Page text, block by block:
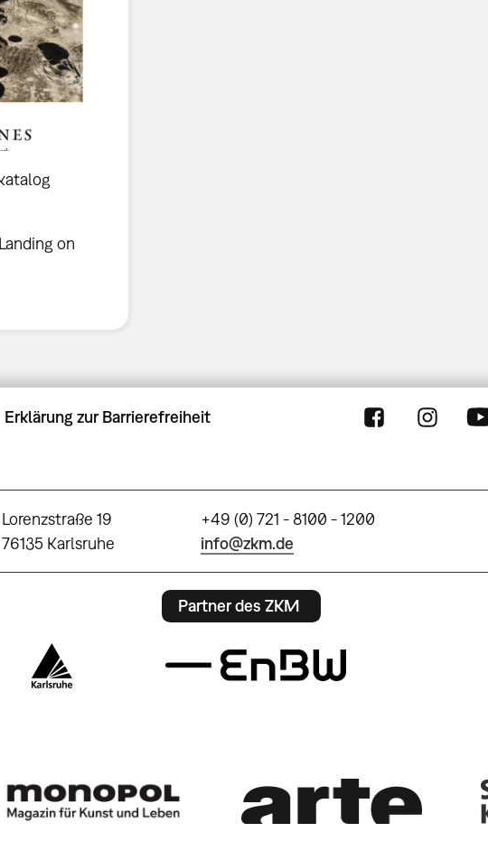
on
Erklärung zur Barrierefreiheit
Lorenzstraße 19
76135 Karlsruhe
+49 (0) 721 - 8100 - 1200
info@zkm.de
Partner des ZKM